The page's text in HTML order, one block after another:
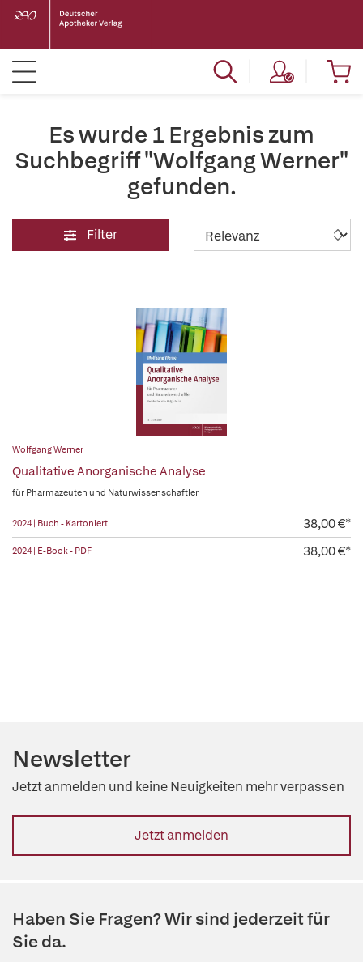
Es wurde 1 Ergebnis zum
Suchbegriff "Wolfgang Werner"
gefunden.
Filter
Wolfgang Werner
Qualitative Anorganische Analyse
für Pharmazeuten und Naturwissenschaftler
2024 | Buch - Kartoniert 38,00 €*
2024 | E-Book - PDF 38,00 €*
Newsletter
Jetzt anmelden und keine Neuigkeiten mehr verpassen
Jetzt anmelden
Haben Sie Fragen? Wir sind jederzeit für
Sie da.